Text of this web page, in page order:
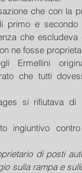
che con la
primo e
che
ne fosse
Ermellini
che tutti
si rifiutava di
ingiuntivo
di posti
sulla rampa e